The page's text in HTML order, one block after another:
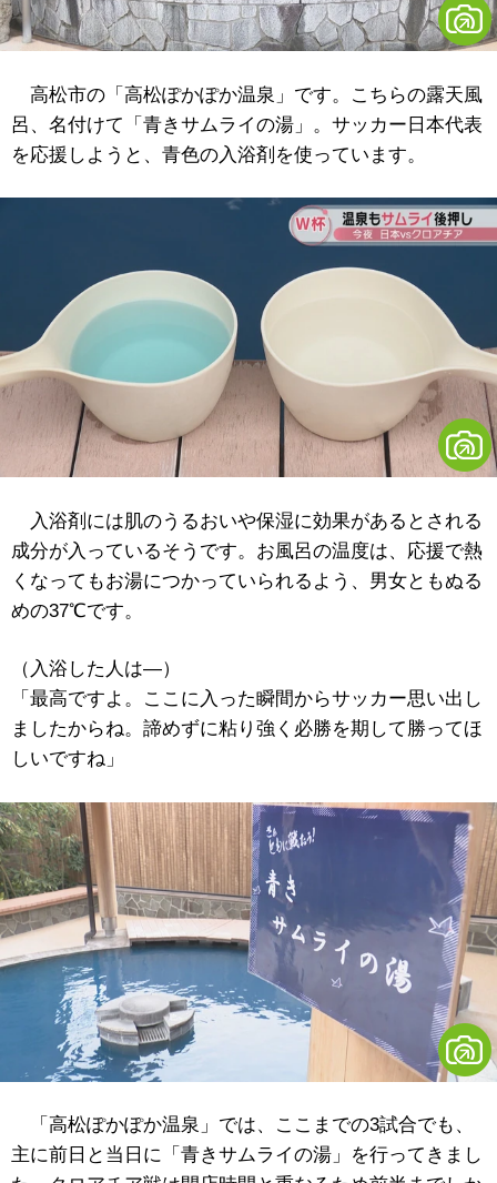
高松市の「高松ぽかぽか温泉」です。こちらの露天風
呂、名付けて「青きサムライの湯」。サッカー日本代表
を応援しようと、青色の入浴剤を使っています。
入浴剤には肌のうるおいや保湿に効果があるとされる
成分が入っているそうです。お風呂の温度は、応援で熱
くなってもお湯につかっていられるよう、男女ともぬる
めの37℃です。
（入浴した人は―）
「最高ですよ。ここに入った瞬間からサッカー思い出し
ましたからね。諦めずに粘り強く必勝を期して勝ってほ
しいですね」
「高松ぽかぽか温泉」では、ここまでの3試合でも、
主に前日と当日に「青きサムライの湯」を行ってきまし